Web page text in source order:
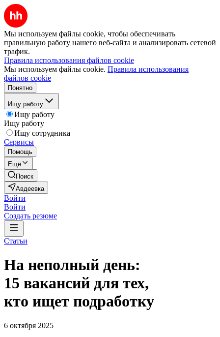
Мы используем файлы cookie, чтобы обеспечивать
правильную работу нашего веб-сайта и анализировать сетевой
трафик.
Правила использования файлов cookie
Мы используем файлы cookie. Правила использования
файлов cookie
Понятно
Ищу работу
Ищу работу
Ищу работу
Ищу сотрудника
Сервисы
Помощь
Ещё
Поиск
Авдеевка
Войти
Войти
Создать резюме
Статьи
На неполный день:
15 вакансий для тех,
кто ищет подработку
6 октября 2025